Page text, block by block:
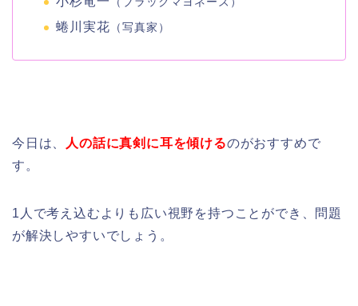
蜷川実花 （写真家）
今日は、 人の話に真剣に耳を傾けるのがおすすめで
す。
1人で考え込むよりも広い視野を持つことができ、問題
が解決しやすいでしょう。